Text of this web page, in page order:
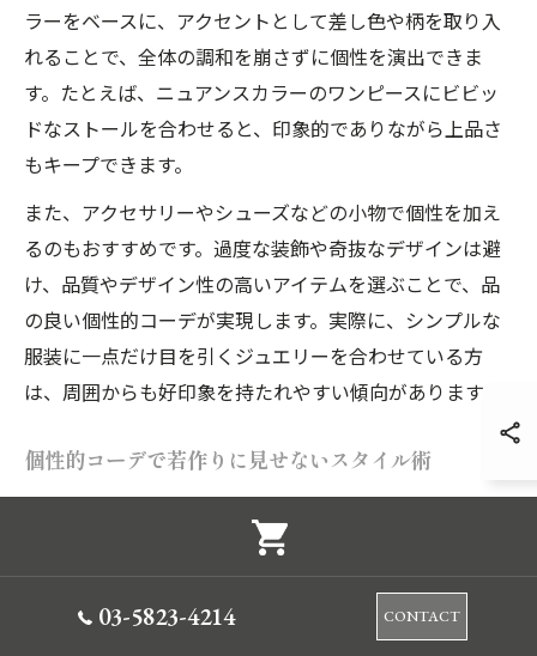
ラーをベースに、アクセントとして差し色や柄を取り入
れることで、全体の調和を崩さずに個性を演出できま
す。たとえば、ニュアンスカラーのワンピースにビビッ
ドなストールを合わせると、印象的でありながら上品さ
もキープできます。
また、アクセサリーやシューズなどの小物で個性を加え
るのもおすすめです。過度な装飾や奇抜なデザインは避
け、品質やデザイン性の高いアイテムを選ぶことで、品
の良い個性的コーデが実現します。実際に、シンプルな
服装に一点だけ目を引くジュエリーを合わせている方
は、周囲からも好印象を持たれやすい傾向があります。
個性的コーデで若作りに見せないスタイル術
個性的コーデを楽しみたい一方で、「若作り」に見られ
ないか不安に感じる方も多いでしょう。その対策として
は、トレンドを無理に追わず、自分に似合うアイテムや
色を選ぶことが最善です。特に大人世代は、流行りのデ
ザインよりも、質感やシルエット、着心地を重視したコ
03-5823-4214 CONTACT